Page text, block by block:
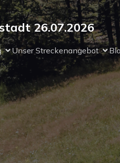
26.07.2026
Unser Streckenangebot